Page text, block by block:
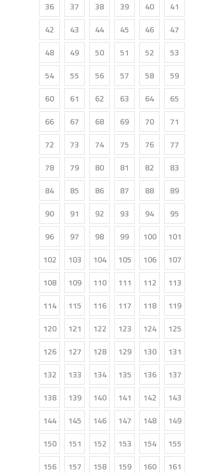
36
37 38 39 40
41
42
43 44 45 46
47
48
49 50 51 52
53
54
55 56 57 58
59
60
61 62 63 64
65
66
67 68 69 70
71
72
73 74 75 76
77
78
79 80 81 82
83
84
85 86 87 88
89
90
91 92 93 94
95
96
97 98 99 100
101
102
103 104 105 106
107
108
109 110 111 112
113
114
115 116 117 118
119
120
121 122 123 124
125
126
127 128 129 130
131
132
133 134 135 136
137
138
139 140 141 142
143
144
145 146 147 148
149
150
151 152 153 154
155
156
157 158 159 160
161